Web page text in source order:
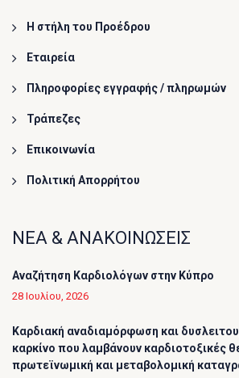
Η στήλη του Προέδρου
Εταιρεία
Πληροφορίες εγγραφής / πληρωμών
Τράπεζες
Επικοινωνία
Πολιτική Απορρήτου
ΝΕΑ & ΑΝΑΚΟΙΝΩΣΕΙΣ
Αναζήτηση Καρδιολόγων στην Κύπρο
28 Ιουλίου, 2026
Καρδιακή αναδιαμόρφωση και
καρκίνο που λαμβάνουν καρδιοτοξικές
πρωτεϊνωμική και μεταβολομική